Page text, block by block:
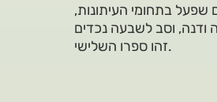
שפעל בתחומי העיתונות,
זהו ספרו השלישי.